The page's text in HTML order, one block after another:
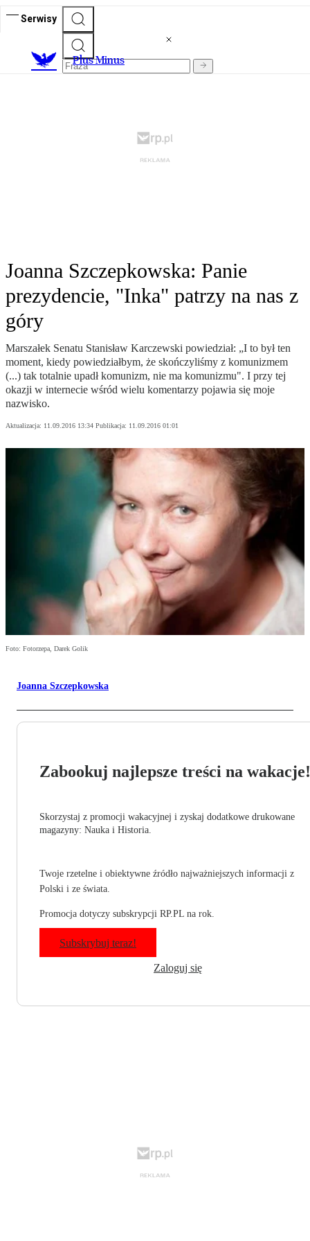
Serwisy
Plus Minus
Joanna Szczepkowska: Panie
prezydencie, "Inka" patrzy na nas z
góry
Marszałek Senatu Stanisław Karczewski powiedział: „I to był ten
moment, kiedy powiedziałbym, że skończyliśmy z komunizmem
(...) tak totalnie upadł komunizm, nie ma komunizmu". I przy tej
okazji w internecie wśród wielu komentarzy pojawia się moje
nazwisko.
Aktualizacja: 11.09.2016 13:34 Publikacja: 11.09.2016 01:01
Foto: Fotorzepa, Darek Golik
Joanna Szczepkowska
Zabookuj najlepsze treści na wakacje!
Skorzystaj z promocji wakacyjnej i zyskaj dodatkowe drukowane
magazyny: Nauka i Historia.
Twoje rzetelne i obiektywne źródło najważniejszych informacji z
Polski i ze świata.
Promocja dotyczy subskrypcji RP.PL na rok.
Subskrybuj teraz!
Zaloguj się